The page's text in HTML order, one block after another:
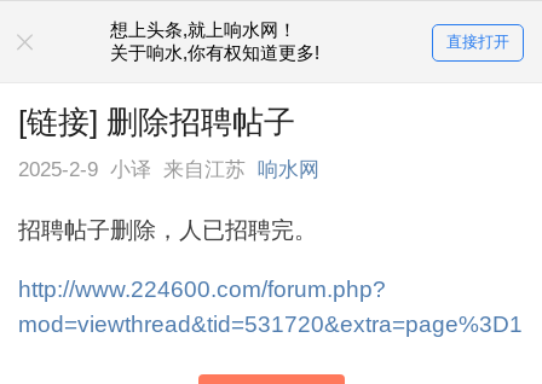
想上头条,就上响水网！
关于响水,你有权知道更多!
直接打开
[链接] 删除招聘帖子
2025-2-9 小译 来自江苏 响水网
招聘帖子删除，人已招聘完。
http://www.224600.com/forum.php?
mod=viewthread&tid=531720&extra=page%3D1